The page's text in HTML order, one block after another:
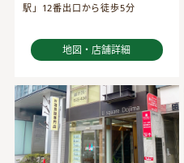
駅」12番出口から徒歩5分
地図・店舗詳細